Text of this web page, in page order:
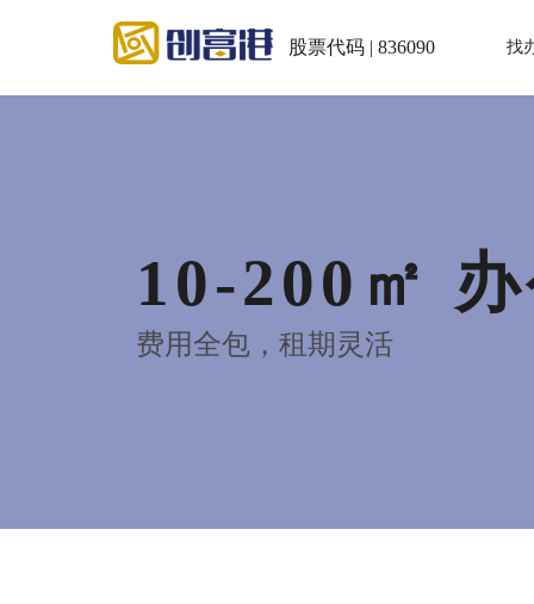
股票代码 | 836090 找
10-200㎡
费用全包，租期灵活